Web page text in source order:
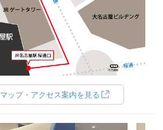
マップ・アクセス案内を見る